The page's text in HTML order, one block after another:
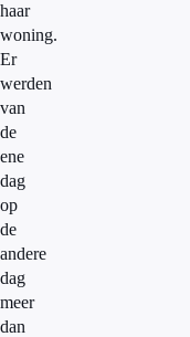
haar
woning.
Er
werden
van
de
ene
dag
op
de
andere
dag
meer
dan